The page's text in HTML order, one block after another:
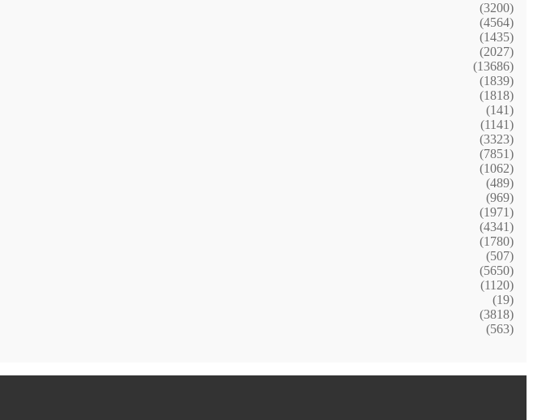
(3200)
(4564)
(1435)
(2027)
(13686)
(1839)
(1818)
(141)
(1141)
(3323)
(7851)
(1062)
(489)
(969)
(1971)
(4341)
(1780)
(507)
(5650)
(1120)
(19)
(3818)
(563)